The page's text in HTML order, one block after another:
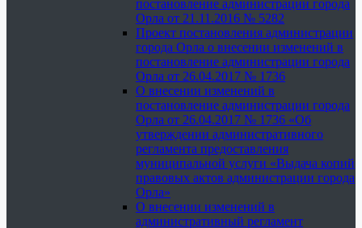
постановление администрации города
Орла от 21.11.2016 № 5282
Проект постановления администрации
города Орла о внесении изменений в
постановление администрации города
Орла от 26.04.2017 № 1736
О внесении изменений в
постановление администрации города
Орла от 26.04.2017 № 1736 «Об
утверждении административного
регламента предоставления
муниципальной услуги «Выдача копий
правовых актов администрации города
Орла»
О внесении изменений в
административный регламент